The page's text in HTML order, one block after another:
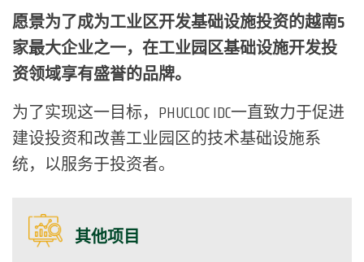
愿景为了成为工业区开发基础设施投资的越南5
家最大企业之一，在工业园区基础设施开发投
资领域享有盛誉的品牌。
为了实现这一目标，PHUCLOC IDC一直致力于促进
建设投资和改善工业园区的技术基础设施系
统，以服务于投资者。
其他项目